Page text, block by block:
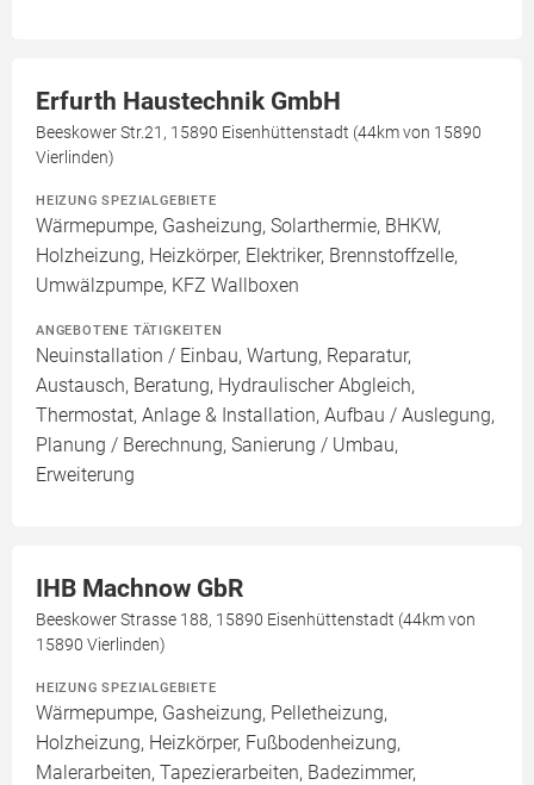
Erfurth Haustechnik GmbH
Beeskower Str.21, 15890 Eisenhüttenstadt (44km von 15890
Vierlinden)
HEIZUNG SPEZIALGEBIETE
Wärmepumpe, Gasheizung, Solarthermie, BHKW,
Holzheizung, Heizkörper, Elektriker, Brennstoffzelle,
Umwälzpumpe, KFZ Wallboxen
ANGEBOTENE TÄTIGKEITEN
Neuinstallation / Einbau, Wartung, Reparatur,
Austausch, Beratung, Hydraulischer Abgleich,
Thermostat, Anlage & Installation, Aufbau / Auslegung,
Planung / Berechnung, Sanierung / Umbau,
Erweiterung
IHB Machnow GbR
Beeskower Strasse 188, 15890 Eisenhüttenstadt (44km von
15890 Vierlinden)
HEIZUNG SPEZIALGEBIETE
Wärmepumpe, Gasheizung, Pelletheizung,
Holzheizung, Heizkörper, Fußbodenheizung,
Malerarbeiten, Tapezierarbeiten, Badezimmer,